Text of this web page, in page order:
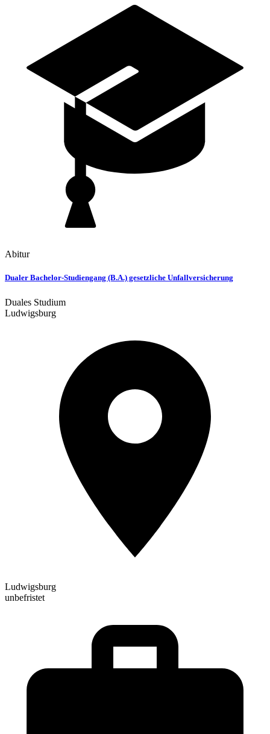
Abitur
Dualer Bachelor-Studiengang (B.A.) gesetzliche Unfallversicherung
Duales Studium
Ludwigsburg
Ludwigsburg
unbefristet